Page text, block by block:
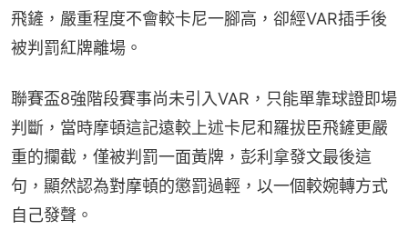
飛鏟，嚴重程度不會較卡尼一腳高，卻經VAR插手後
被判罰紅牌離場。
聯賽盃8強階段賽事尚未引入VAR，只能單靠球證即場
判斷，當時摩頓這記遠較上述卡尼和羅拔臣飛鏟更嚴
重的攔截，僅被判罰一面黃牌，彭利拿發文最後這
句，顯然認為對摩頓的懲罰過輕，以一個較婉轉方式
自己發聲。